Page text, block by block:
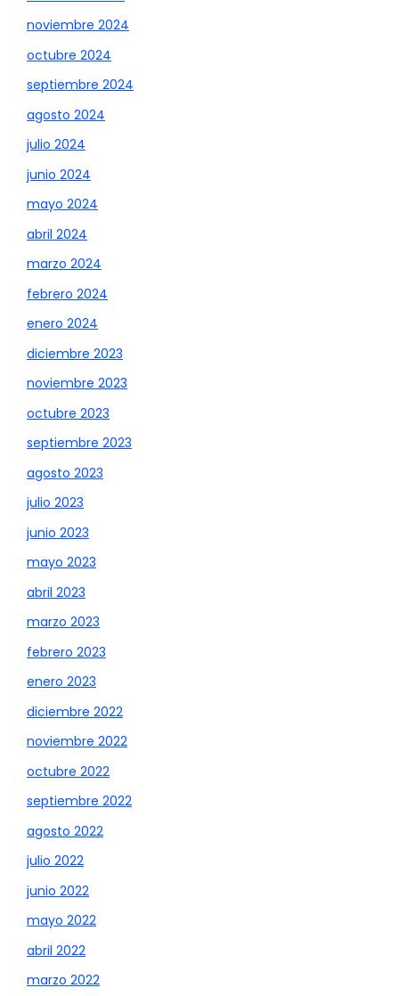
noviembre 2024
octubre 2024
septiembre 2024
agosto 2024
julio 2024
junio 2024
mayo 2024
abril 2024
marzo 2024
febrero 2024
enero 2024
diciembre 2023
noviembre 2023
octubre 2023
septiembre 2023
agosto 2023
julio 2023
junio 2023
mayo 2023
abril 2023
marzo 2023
febrero 2023
enero 2023
diciembre 2022
noviembre 2022
octubre 2022
septiembre 2022
agosto 2022
julio 2022
junio 2022
mayo 2022
abril 2022
marzo 2022